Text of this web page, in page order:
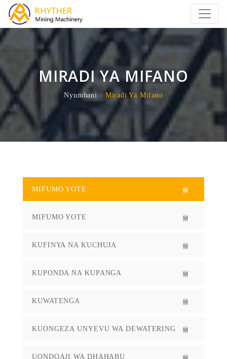
MIRADI YA MIFANO
Nyumbani Miradi Ya Mifano
MIFUMO YOTE
MIFUMO YOTE
KUFINYA NA KUCHUJA
KUPONDA NA KUPANGA
KUWATENGA
KUONGEZA UNYEVU WA DEWATERING
UONDOAJI WA DHAHABU